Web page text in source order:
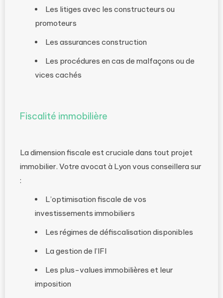
Les litiges avec les constructeurs ou
promoteurs
Les assurances construction
Les procédures en cas de malfaçons ou de
vices cachés
Fiscalité immobilière
La dimension fiscale est cruciale dans tout projet
immobilier. Votre avocat à Lyon vous conseillera sur
:
L’optimisation fiscale de vos
investissements immobiliers
Les régimes de défiscalisation disponibles
La gestion de l’IFI
Les plus-values immobilières et leur
imposition